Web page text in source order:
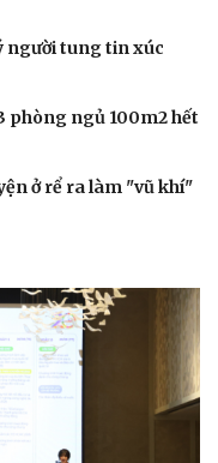
người tung tin xúc
phòng ngủ 100m2 hết
ở rể ra làm "vũ khí"